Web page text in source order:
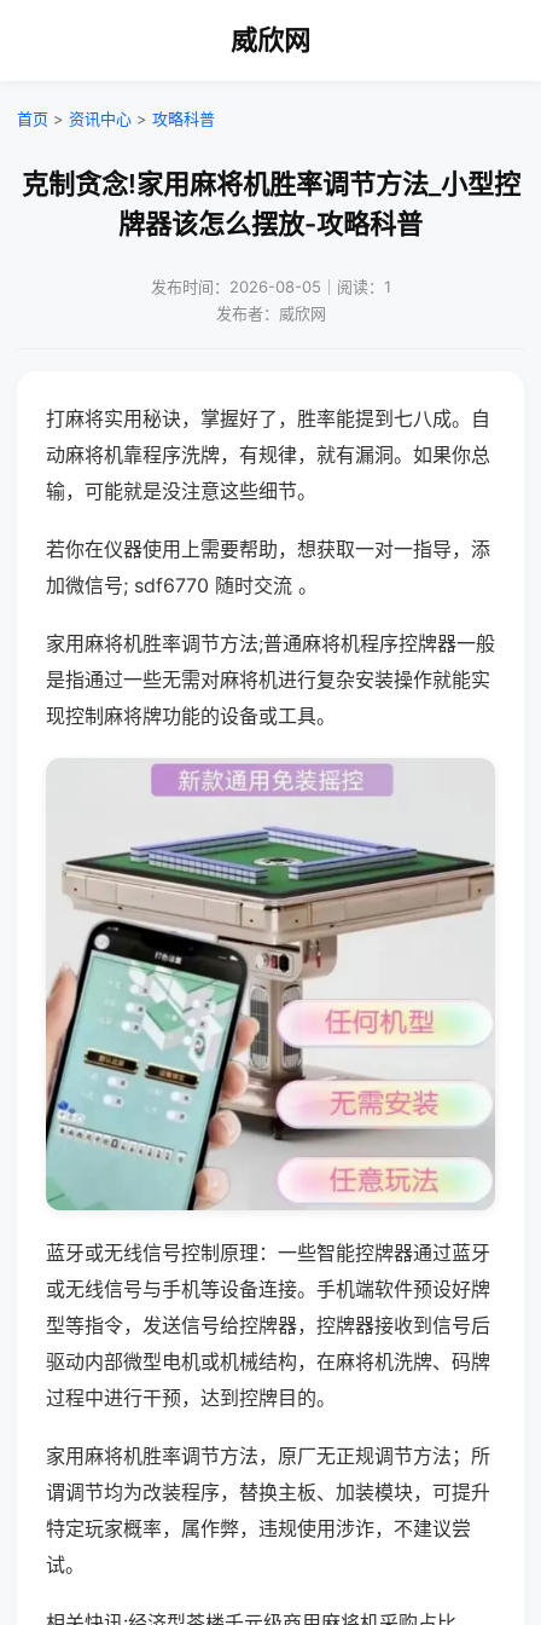
威欣网
首页 > 资讯中心 > 攻略科普
克制贪念!家用麻将机胜率调节方法_小型控
牌器该怎么摆放-攻略科普
发布时间：2026-08-05｜阅读：1
发布者：威欣网
打麻将实用秘诀，掌握好了，胜率能提到七八成。自
动麻将机靠程序洗牌，有规律，就有漏洞。如果你总
输，可能就是没注意这些细节。
若你在仪器使用上需要帮助，想获取一对一指导，添
加微信号; sdf6770 随时交流 。
家用麻将机胜率调节方法;普通麻将机程序控牌器一般
是指通过一些无需对麻将机进行复杂安装操作就能实
现控制麻将牌功能的设备或工具。
蓝牙或无线信号控制原理：一些智能控牌器通过蓝牙
或无线信号与手机等设备连接。手机端软件预设好牌
型等指令，发送信号给控牌器，控牌器接收到信号后
驱动内部微型电机或机械结构，在麻将机洗牌、码牌
过程中进行干预，达到控牌目的。
家用麻将机胜率调节方法，原厂无正规调节方法；所
谓调节均为改装程序，替换主板、加装模块，可提升
特定玩家概率，属作弊，违规使用涉诈，不建议尝
试。